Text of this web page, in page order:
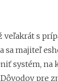
veľakrát s
sa majiteľ
systém, na
pre